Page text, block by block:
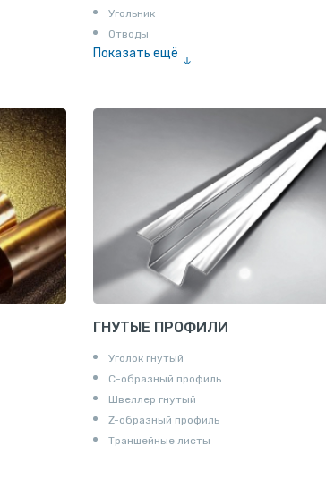
Угольник
Отводы
Показать ещё
Удлинители для труб
Крестовины
Контргайки
ГНУТЫЕ ПРОФИЛИ
Уголок гнутый
С-образный профиль
Швеллер гнутый
Z-образный профиль
Траншейные листы